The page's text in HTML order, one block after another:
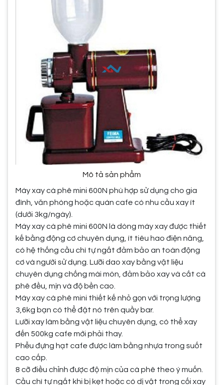
Mô tả sản phẩm
Máy xay cà phê mini 600N phù hợp sử dụng cho gia
đình, văn phòng hoặc quán cafe có nhu cầu xay ít
(dưới 3kg/ngày).
Máy xay cà phê mini 600N là dòng máy xay được thiết
kế bằng động cơ chuyên dụng, ít tiêu hao điện năng,
có hệ thống cầu chì tự ngắt đảm bảo an toàn động
cơ và người sử dụng. Lưỡi dao xay bằng vật liệu
chuyên dụng chống mài mòn, đảm bảo xay và cắt cà
phê đều, mịn và độ bền cao.
Máy xay cà phê mini thiết kế nhỏ gọn với trọng lượng
3,6kg bạn có thể đặt nó trên quầy bar.
Lưỡi xay làm bằng vật liệu chuyên dụng, có thể xay
đến 500kg cafe mới phải thay.
Phễu đựng hạt cafe được làm bằng nhựa trong suốt
cao cấp.
8 cỡ điều chỉnh được độ mịn của cà phê theo ý muốn.
Cầu chì tự ngắt khi bị kẹt hoặc có dị vật trong cối xay